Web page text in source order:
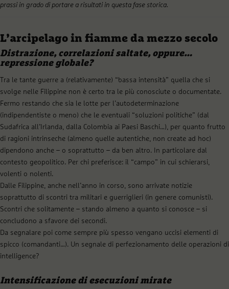
prassi in grado di portare a risultati in questa fase storica.
L’arcipelago in fiamme da mezzo secolo
Distrazione, correlazioni saltate, oppure…
repressione globale?
Tra le tante guerre a (relativamente) “bassa intensità” quella che si
svolge nelle Filippine non è certo tra le più conosciute o documentate.
Fermo restando che sia le lotte per l’autodeterminazione
(indipendentiste o meno) che le eventuali “soluzioni politiche” (dal
Sudafrica all’Irlanda, dalla Colombia ai Paesi Baschi…), per quanto frutto
di ragioni intrinseche (almeno quelle autentiche, non create ad hoc)
dipendono anche – o soprattutto – da ben altro. In particolare dal
contesto geopolitico. Per chi preferisce: il “campo” in cui schierarsi,
volenti o nolenti.
Dalle Filippine, anche nell’anno in corso, sono arrivate notizie
soprattutto di scontri tra militari e guerriglieri (in genere comunisti).
Scontri che solitamente – stando almeno a quanto si conosce – si
concludono a sfavore dei secondi.
Da segnalare poi come sempre più spesso vengano uccisi elementi di
spicco (comandanti…). Un segnale di perfezionamento delle operazioni di
intelligence?
Intensificazione di esecuzioni mirate